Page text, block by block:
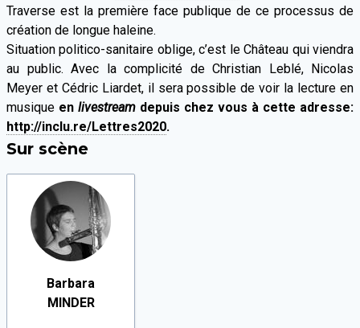
Traverse est la première face publique de ce processus de
création de longue haleine.
Situation politico-sanitaire oblige, c’est le Château qui viendra
au public. Avec la complicité de Christian Leblé, Nicolas
Meyer et Cédric Liardet, il sera possible de voir la lecture en
musique en livestream depuis chez vous à cette adresse:
http://inclu.re/Lettres2020.
Sur scène
Barbara
MINDER